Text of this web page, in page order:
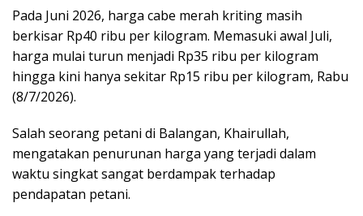
Pada Juni 2026, harga cabe merah kriting masih
berkisar Rp40 ribu per kilogram. Memasuki awal Juli,
harga mulai turun menjadi Rp35 ribu per kilogram
hingga kini hanya sekitar Rp15 ribu per kilogram, Rabu
(8/7/2026).
Salah seorang petani di Balangan, Khairullah,
mengatakan penurunan harga yang terjadi dalam
waktu singkat sangat berdampak terhadap
pendapatan petani.